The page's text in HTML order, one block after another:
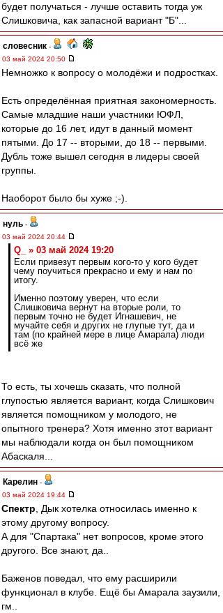
будет получаться - лучше оставить тогда уж
Слишковича, как запасной вариант "Б"...
словесник -
03 май 2024 20:50
Немножко к вопросу о молодёжи и подростках.
Есть определённая приятная закономерность.
Самые младшие наши участники ЮФЛ,
которые до 16 лет, идут в данный момент
пятыми. До 17 -- вторыми, до 18 -- первыми.
Дубль тоже вышел сегодня в лидеры своей
группы.
Наоборот было бы хуже ;-).
нуль -
03 май 2024 20:44
Q_ » 03 май 2024 19:20
Если привезут первым кого-то у кого будет
чему поучиться прекрасно и ему и нам по
итогу.
Именно поэтому уверен, что если
Слишковича вернут на вторые роли, то
первым точно не будет Игнашевич, не
мучайте себя и других не глупые тут, да и
там (по крайней мере в лице Амарала) люди
всё же
То есть, ты хочешь сказать, что полной
глупостью является вариант, когда Слишкович
является помощником у молодого, не
опытного тренера? Хотя именно зтот вариант
мы наблюдали когда он был помощником
Абаскаля...
Карелин -
03 май 2024 19:44
Спектр , Дык хотелка относилась именно к
этому другому вопросу.
А для "Спартака" нет вопросов, кроме этого
другого. Все знают, да..
Баженов поведал, что ему расширили
функционал в клубе. Ещё бы Амарала заузили,
гм..